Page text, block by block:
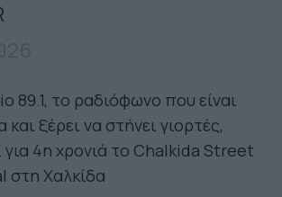
89.1, το ραδιόφωνο που είναι
ξέρει να στήνει γιορτές,
για 4η χρονιά το Chalkida Street
στη Χαλκίδα